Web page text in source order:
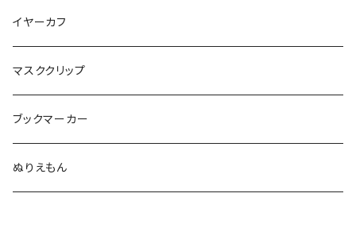
アルファベット
食品
天使
リボン
カメオ
ハート
モザイク
パン
カメ
イルカ
カエル
バイオリン
カメオ
バルーン
マーメイド
メガネ
鳥
バルーン
マーブル
カモフラージュ
ハロウィン
カメオ
2トーン
ハート
イヤーカフ
マスククリップ
ブックマーカー
ぬりえもん